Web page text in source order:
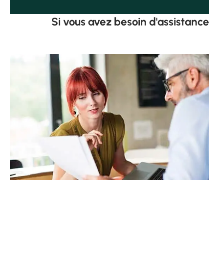
Si vous avez besoin d'assistance